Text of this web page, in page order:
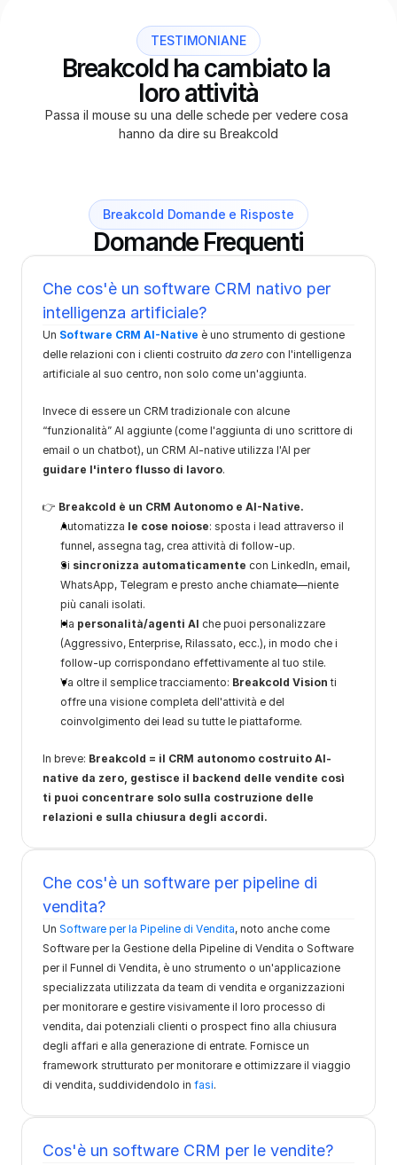
TESTIMONIANE
Breakcold ha cambiato la
loro attività
Passa il mouse su una delle schede per vedere cosa
hanno da dire su Breakcold
Breakcold Domande e Risposte
Domande Frequenti
Che cos'è un software CRM nativo per
intelligenza artificiale?
Un Software CRM AI-Native è uno strumento di gestione
delle relazioni con i clienti costruito da zero con l'intelligenza
artificiale al suo centro, non solo come un'aggiunta.
Invece di essere un CRM tradizionale con alcune
“funzionalità” AI aggiunte (come l'aggiunta di uno scrittore di
email o un chatbot), un CRM AI-native utilizza l'AI per
guidare l'intero flusso di lavoro.
👉 Breakcold è un CRM Autonomo e AI-Native.
Automatizza le cose noiose: sposta i lead attraverso il
funnel, assegna tag, crea attività di follow-up.
Si sincronizza automaticamente con LinkedIn, email,
WhatsApp, Telegram e presto anche chiamate—niente
più canali isolati.
Ha personalità/agenti AI che puoi personalizzare
(Aggressivo, Enterprise, Rilassato, ecc.), in modo che i
follow-up corrispondano effettivamente al tuo stile.
Va oltre il semplice tracciamento: Breakcold Vision ti
offre una visione completa dell'attività e del
coinvolgimento dei lead su tutte le piattaforme.
In breve: Breakcold = il CRM autonomo costruito AI-
native da zero, gestisce il backend delle vendite così
ti puoi concentrare solo sulla costruzione delle
relazioni e sulla chiusura degli accordi.
Che cos'è un software per pipeline di
vendita?
Un Software per la Pipeline di Vendita, noto anche come
Software per la Gestione della Pipeline di Vendita o Software
per il Funnel di Vendita, è uno strumento o un'applicazione
specializzata utilizzata da team di vendita e organizzazioni
per monitorare e gestire visivamente il loro processo di
vendita, dai potenziali clienti o prospect fino alla chiusura
degli affari e alla generazione di entrate. Fornisce un
framework strutturato per monitorare e ottimizzare il viaggio
di vendita, suddividendolo in fasi.
Cos'è un software CRM per le vendite?